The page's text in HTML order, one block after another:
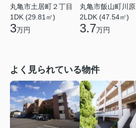
丸亀市土居町２丁目
1DK (29.81㎡)
3万円
丸亀市飯山町川原
2LDK (47.54㎡)
3.7万円
よく見られている物件